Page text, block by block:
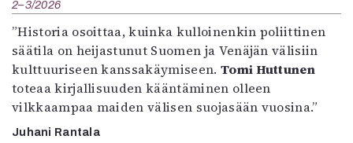
2–3/2026
”Historia osoittaa, kuinka kulloinenkin poliittinen
säätila on heijastunut Suomen ja Venäjän välisiin
kulttuuriseen kanssakäymiseen. Tomi Huttunen
toteaa kirjallisuuden kääntäminen olleen
vilkkaampaa maiden välisen suojasään vuosina.”
Juhani Rantala